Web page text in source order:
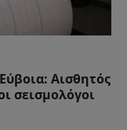
Αισθητός
σεισμολόγοι